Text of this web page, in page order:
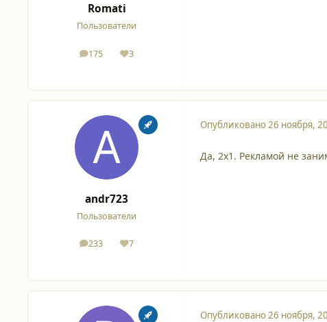
Romati
Пользователи
175
сообщения
3
Репутация
andr723
Пользователи
233
сообщения
7
Репутация
Опубликовано26 ноября,
Да, 2х1. Рекламой не
Опубликовано26 ноября,